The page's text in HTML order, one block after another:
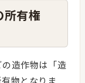
有権
造作物は「造
物となりま